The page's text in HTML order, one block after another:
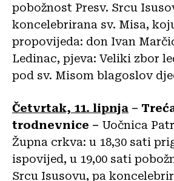
pobožnost Presv. Srcu
koncelebrirana sv. Misa,
propovijeda: don Ivan
Ledinac, pjeva: Veliki zbor
pod sv. Misom blagoslov
Četvrtak, 11. lipnja –
trodnevnice – Uočnica
Župna crkva: u 18,30 sati
ispovijed, u 19,00 sati
Srcu Isusovu, pa